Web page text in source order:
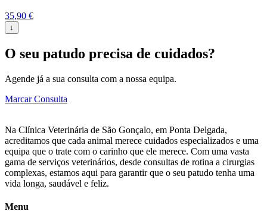
35,90 €
↓
O seu patudo precisa de cuidados?
Agende já a sua consulta com a nossa equipa.
Marcar Consulta
Na Clínica Veterinária de São Gonçalo, em Ponta Delgada,
acreditamos que cada animal merece cuidados especializados e uma
equipa que o trate com o carinho que ele merece. Com uma vasta
gama de serviços veterinários, desde consultas de rotina a cirurgias
complexas, estamos aqui para garantir que o seu patudo tenha uma
vida longa, saudável e feliz.
Menu